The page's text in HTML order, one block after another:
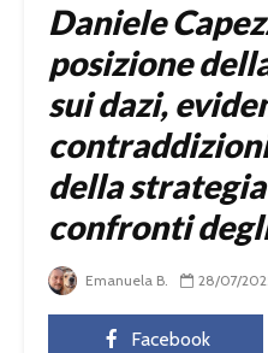
Daniele
posizione
sui dazi,
della
confronti
Emanuela B. 28/07/
Facebook